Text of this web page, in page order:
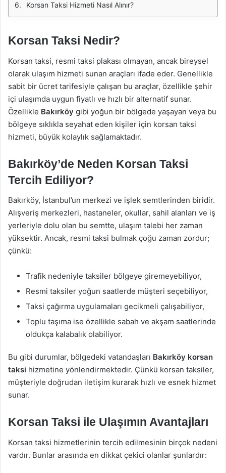
Korsan Taksi Hizmeti Nasıl Alınır?
Korsan Taksi Nedir?
Korsan taksi, resmi taksi plakası olmayan, ancak bireysel
olarak ulaşım hizmeti sunan araçları ifade eder. Genellikle
sabit bir ücret tarifesiyle çalışan bu araçlar, özellikle şehir
içi ulaşımda uygun fiyatlı ve hızlı bir alternatif sunar.
Özellikle Bakırköy gibi yoğun bir bölgede yaşayan veya bu
bölgeye sıklıkla seyahat eden kişiler için korsan taksi
hizmeti, büyük kolaylık sağlamaktadır.
Bakırköy’de Neden Korsan Taksi
Tercih Ediliyor?
Bakırköy, İstanbul’un merkezi ve işlek semtlerinden biridir.
Alışveriş merkezleri, hastaneler, okullar, sahil alanları ve iş
yerleriyle dolu olan bu semtte, ulaşım talebi her zaman
yüksektir. Ancak, resmi taksi bulmak çoğu zaman zordur;
çünkü:
Trafik nedeniyle taksiler bölgeye giremeyebiliyor,
Resmi taksiler yoğun saatlerde müşteri seçebiliyor,
Taksi çağırma uygulamaları gecikmeli çalışabiliyor,
Toplu taşıma ise özellikle sabah ve akşam saatlerinde
oldukça kalabalık olabiliyor.
Bu gibi durumlar, bölgedeki vatandaşları Bakırköy korsan
taksi hizmetine yönlendirmektedir. Çünkü korsan taksiler,
müşteriyle doğrudan iletişim kurarak hızlı ve esnek hizmet
sunar.
Korsan Taksi ile Ulaşımın Avantajları
Korsan taksi hizmetlerinin tercih edilmesinin birçok nedeni
vardır. Bunlar arasında en dikkat çekici olanlar şunlardır: